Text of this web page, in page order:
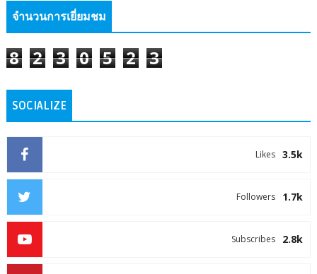
จำนวนการเยี่ยมชม
8 2 3 0 5 2 3
SOCIALIZE
3.5k
Likes
1.7k
Followers
2.8k
Subscribes